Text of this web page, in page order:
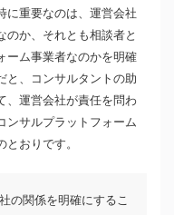
に重要なのは、運営会社
のか、それとも相談者と
ーム事業者なのかを明確
と、コンサルタントの助
、運営会社が責任を問わ
ンサルプラットフォーム
おりです。
の関係を明確にするこ